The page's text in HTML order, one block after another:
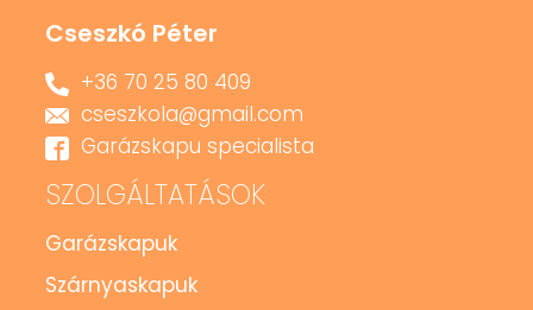
Cseszkó Péter
+36 70 25 80 409
cseszkola@gmail.com
Garázskapu specialista
SZOLGÁLTATÁSOK
Garázskapuk
Szárnyaskapuk